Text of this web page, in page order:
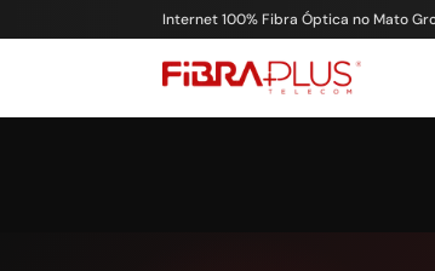
Internet 100% Fibra Óptica no Mato